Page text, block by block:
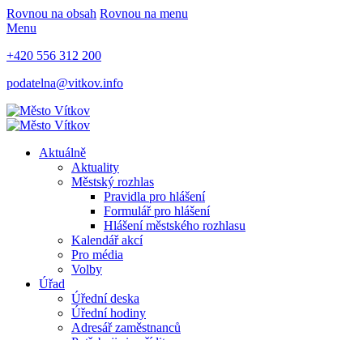
Rovnou na obsah Rovnou na menu
Menu
+420 556 312 200
podatelna@vitkov.info
Aktuálně
Aktuality
Městský rozhlas
Pravidla pro hlášení
Formulář pro hlášení
Hlášení městského rozhlasu
Kalendář akcí
Pro média
Volby
Úřad
Úřední deska
Úřední hodiny
Adresář zaměstnanců